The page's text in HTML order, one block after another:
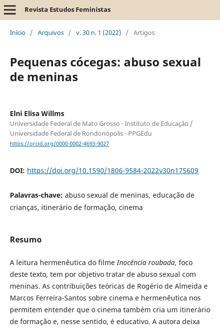
Revista Estudos Feministas
Início / Arquivos / v. 30 n. 1 (2022) / Artigos
Pequenas cócegas: abuso sexual
de meninas
Elni Elisa Willms
Universidade Federal de Mato Grosso - Instituto de Educação /
Universidade Federal de Rondonópolis - PPGEdu
https://orcid.org/0000-0002-4693-9027
DOI: https://doi.org/10.1590/1806-9584-2022v30n175609
Palavras-chave: abuso sexual de meninas, educação de
crianças, itinerário de formação, cinema
Resumo
A leitura hermenêutica do filmeInocência roubada, foco
deste texto, tem por objetivo tratar de abuso sexual com
meninas. As contribuições teóricas de Rogério de Almeida e
Marcos Ferreira-Santos sobre cinema e hermenêutica nos
permitem entender que o cinema também cria um itinerário
de formação e, nesse sentido, é educativo. A autora deixa